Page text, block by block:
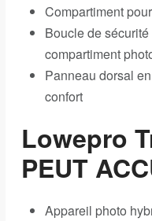
Compartiment
Boucle de
compartiment
Panneau dorsal
confort
Lowepro
PEUT
Appareil photo